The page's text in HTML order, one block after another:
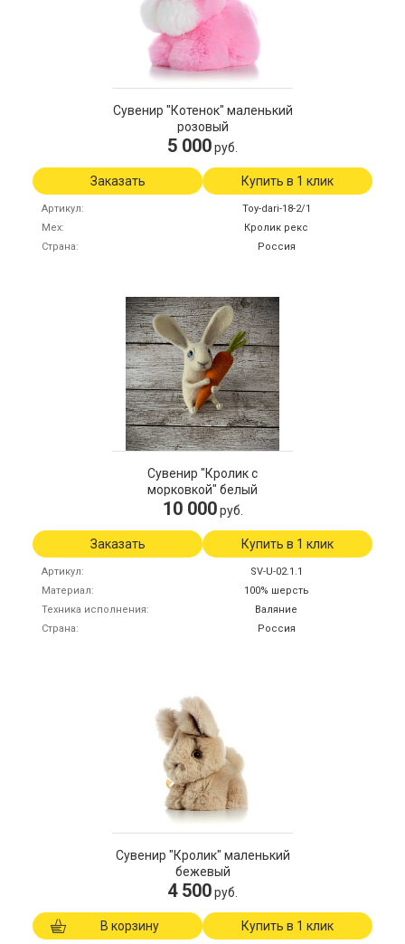
Сувенир "Котенок" маленький
розовый
5 000руб.
Заказать Купить в 1 клик
Артикул
Toy-dari-18-2/1
Мех
Кролик рекс
Страна
Россия
Сувенир "Кролик с
морковкой" белый
10 000 руб.
Заказать Купить в 1 клик
Артикул
SV-U-02.1.1
Материал
100% шерсть
Техника исполнения
Валяние
Страна
Россия
Сувенир "Кролик" маленький
бежевый
4 500руб.
В корзину Купить в 1 клик